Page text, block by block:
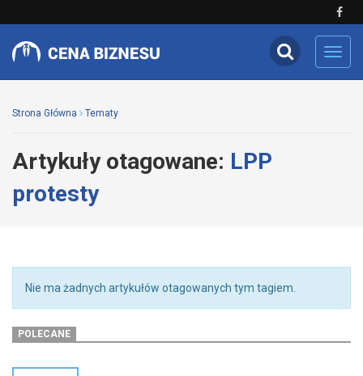
Strona Główna Tematy
Artykuły otagowane: LPP
protesty
Nie ma żadnych artykułów otagowanych tym tagiem.
POLECANE